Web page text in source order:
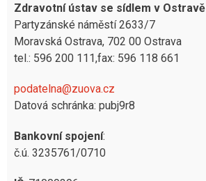
Zdravotní ústav se sídlem v Ostravě
Partyzánské náměstí 2633/7
Moravská Ostrava, 702 00 Ostrava
tel.: 596 200 111,fax: 596 118 661
podatelna@zuova.cz
Datová schránka: pubj9r8
Bankovní spojení:
č.ú. 3235761/0710